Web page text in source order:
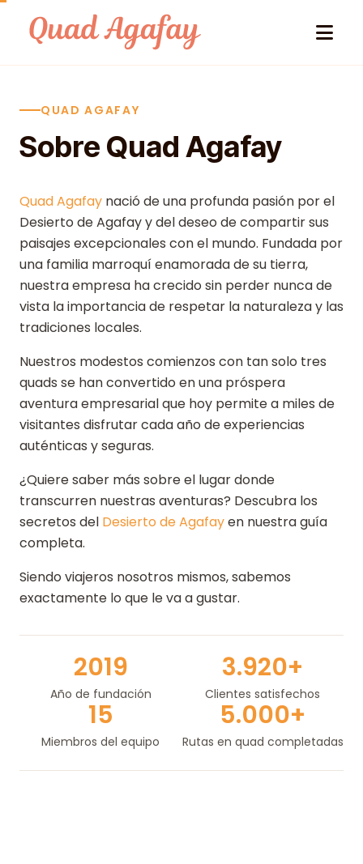
Skip to content
QUAD AGAFAY
Sobre Quad Agafay
Quad Agafay nació de una profunda pasión por el
Desierto de Agafay y del deseo de compartir sus
paisajes excepcionales con el mundo. Fundada por
una familia marroquí enamorada de su tierra,
nuestra empresa ha crecido sin perder nunca de
vista la importancia de respetar la naturaleza y las
tradiciones locales.
Nuestros modestos comienzos con tan solo tres
quads se han convertido en una próspera
aventura empresarial que hoy permite a miles de
visitantes disfrutar cada año de experiencias
auténticas y seguras.
¿Quiere saber más sobre el lugar donde
transcurren nuestras aventuras? Descubra los
secretos del Desierto de Agafayen nuestra guía
completa.
Siendo viajeros nosotros mismos, sabemos
exactamente lo que le va a gustar.
2019
Año de fundación
3.920+
Clientes satisfechos
15
Miembros del equipo
5.000+
Rutas en quad completadas